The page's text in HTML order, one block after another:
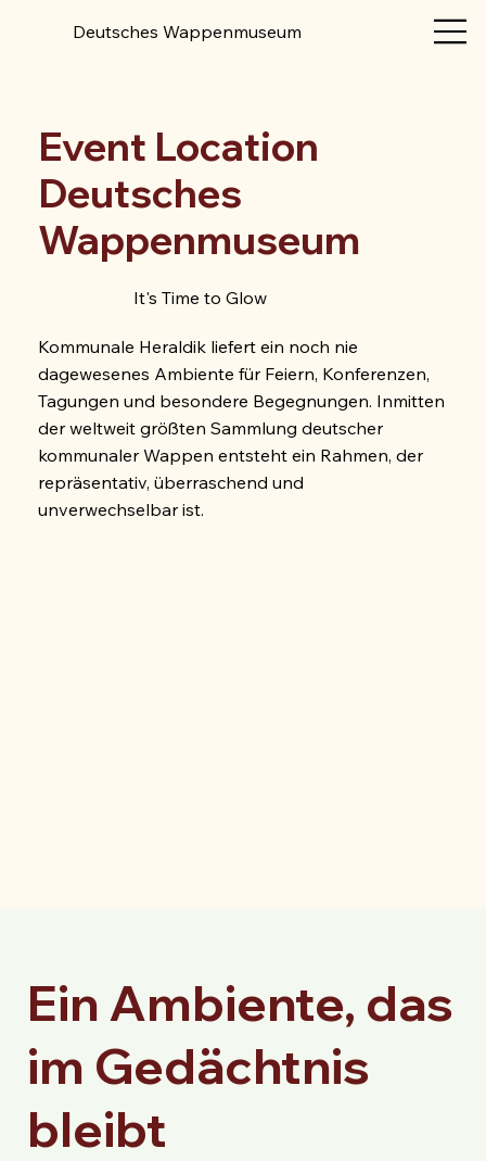
Deutsches Wappenmuseum
Event Location
Deutsches
Wappenmuseum
It's Time to Glow
Kommunale Heraldik liefert ein noch nie
dagewesenes Ambiente für Feiern, Konferenzen,
Tagungen und besondere Begegnungen. Inmitten
der weltweit größten Sammlung deutscher
kommunaler Wappen entsteht ein Rahmen, der
repräsentativ, überraschend und
unverwechselbar ist.
Ein Ambiente, das
im Gedächtnis
bleibt